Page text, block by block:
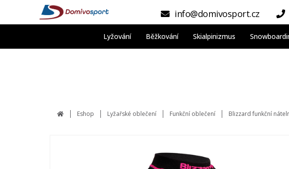
info@domivosport.cz
Lyžování Běžkování Skialpinizmus
Eshop Lyžařské oblečení Funkční oblečení Blizzard funkční